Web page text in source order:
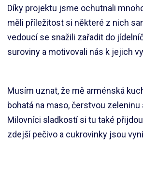
Díky projektu jsme ochutnali
měli příležitost si některé z nich
vedoucí se snažili zařadit do
suroviny a motivovali nás k jejich
Musím uznat, že mě arménská
bohatá na maso, čerstvou zeleninu
Milovníci sladkostí si tu také
zdejší pečivo a cukrovinky jsou